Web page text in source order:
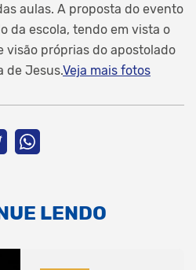
aulas. A proposta do evento
da escola, tendo em vista o
visão próprias do apostolado
de Jesus.Veja mais fotos
LENDO